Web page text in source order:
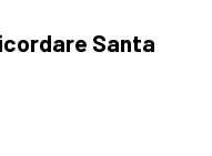
Santa